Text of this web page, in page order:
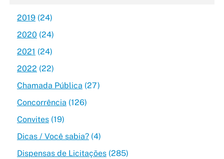
2019(24)
2020 (24)
2021 (24)
2022 (22)
Chamada Pública (27)
Concorrência (126)
Convites(19)
Dicas / Você sabia?(4)
Dispensas de Licitações(285)